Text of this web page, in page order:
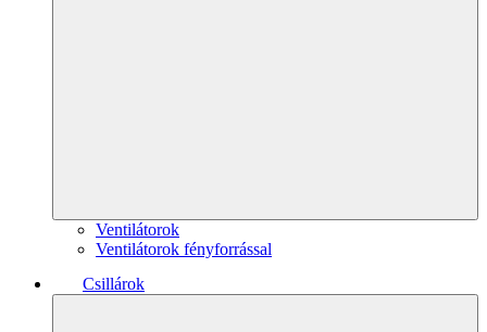
Ventilátorok
Ventilátorok fényforrással
Csillárok